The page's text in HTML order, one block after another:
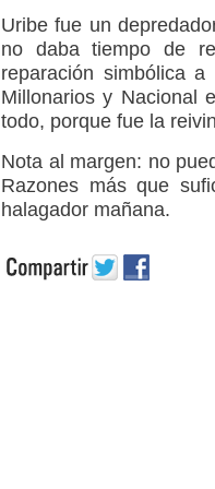
Uribe fue un
no daba tiempo de
reparación simbólica
Millonarios y Nacional
todo, porque fue la
Nota al margen: no
Razones más que
halagador mañana.